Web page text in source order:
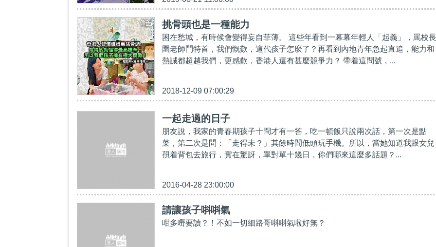
挑骨頭也是一種能力
困在愁城，有時候會變得妄自菲薄。 這些年看到一幕幕年輕人「起義」，罵校長
圍老師鬥特首，我們慨歎，這代孩子怎麼了？再看到內地青年急起直追，能力和
熱誠都超越我們，更感歎，香港人還有甚麼競爭力？ 帶着這問號，...
2018-12-09 07:00:29
一起走過的日子
朋友說，我家的青春期孩子十問才有一答，吃一頓飯只說兩次話，第一次是點
菜，第二次是問：「走得未？」其餘時間低頭玩手機。所以，當她知道我跟女兒
孭着背包去旅行，實在驚訝，單對單十幾日，你們哪來這麼多話題？...
2016-04-28 23:00:00
請讓孩子唞唞氣
咁多嘢要讀？！不如一切細路哥唞唞氣啦好無？